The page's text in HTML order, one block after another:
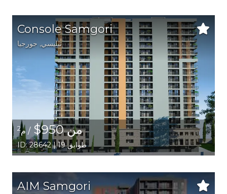
Console Samgori
تبليسي, جورجيا
من 950$ / م2
ID: 28642 | 19 طوابق
AIM Samgori